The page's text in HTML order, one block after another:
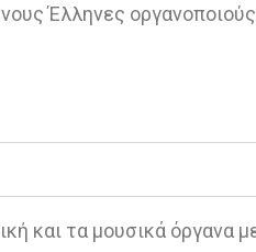
Έλληνες
και τα μουσικά όργανα